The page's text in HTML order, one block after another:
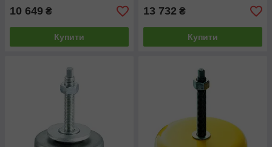
10 649 ₴
Купити
13 732 ₴
Купити